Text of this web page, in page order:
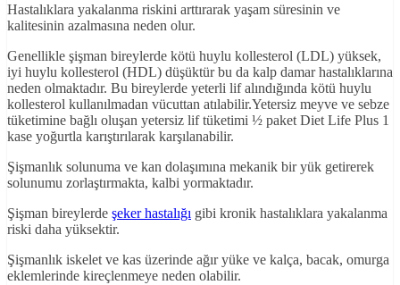
Hastalıklara yakalanma riskini arttırarak yaşam süresinin ve
kalitesinin azalmasına neden olur.
Genellikle şişman bireylerde kötü huylu kollesterol (LDL) yüksek,
iyi huylu kollesterol (HDL) düşüktür bu da kalp damar hastalıklarına
neden olmaktadır. Bu bireylerde yeterli lif alındığında kötü huylu
kollesterol kullanılmadan vücuttan atılabilir.Yetersiz meyve ve sebze
tüketimine bağlı oluşan yetersiz lif tüketimi ½ paket Diet Life Plus 1
kase yoğurtla karıştırılarak karşılanabilir.
Şişmanlık solunuma ve kan dolaşımına mekanik bir yük getirerek
solunumu zorlaştırmakta, kalbi yormaktadır.
Şişman bireylerde şeker hastalığı gibi kronik hastalıklara yakalanma
riski daha yüksektir.
Şişmanlık iskelet ve kas üzerinde ağır yüke ve kalça, bacak, omurga
eklemlerinde kireçlenmeye neden olabilir.